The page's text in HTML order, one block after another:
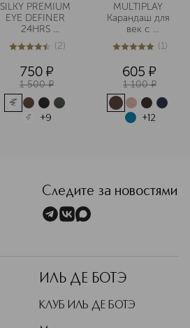
SILKY PREMIUM
EYE DEFINER
24HRS
Карандаш для
глаз стойкий
4.5из52 (2)
750 ¤
1 500 ¤
+9
MULTIPLAY
Карандаш для
век с
аппликатором
5из 51 (1)
605 ¤
1 100 ¤
+12
Следите за новостями
ИЛЬ ДЕ БОТЭ
КЛУБ ИЛЬ ДЕ БОТЭ